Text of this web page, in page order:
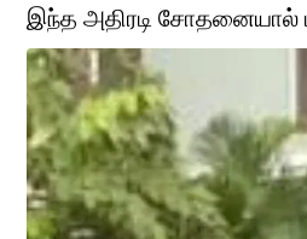
இந்த அதிரடி சோதனையால்